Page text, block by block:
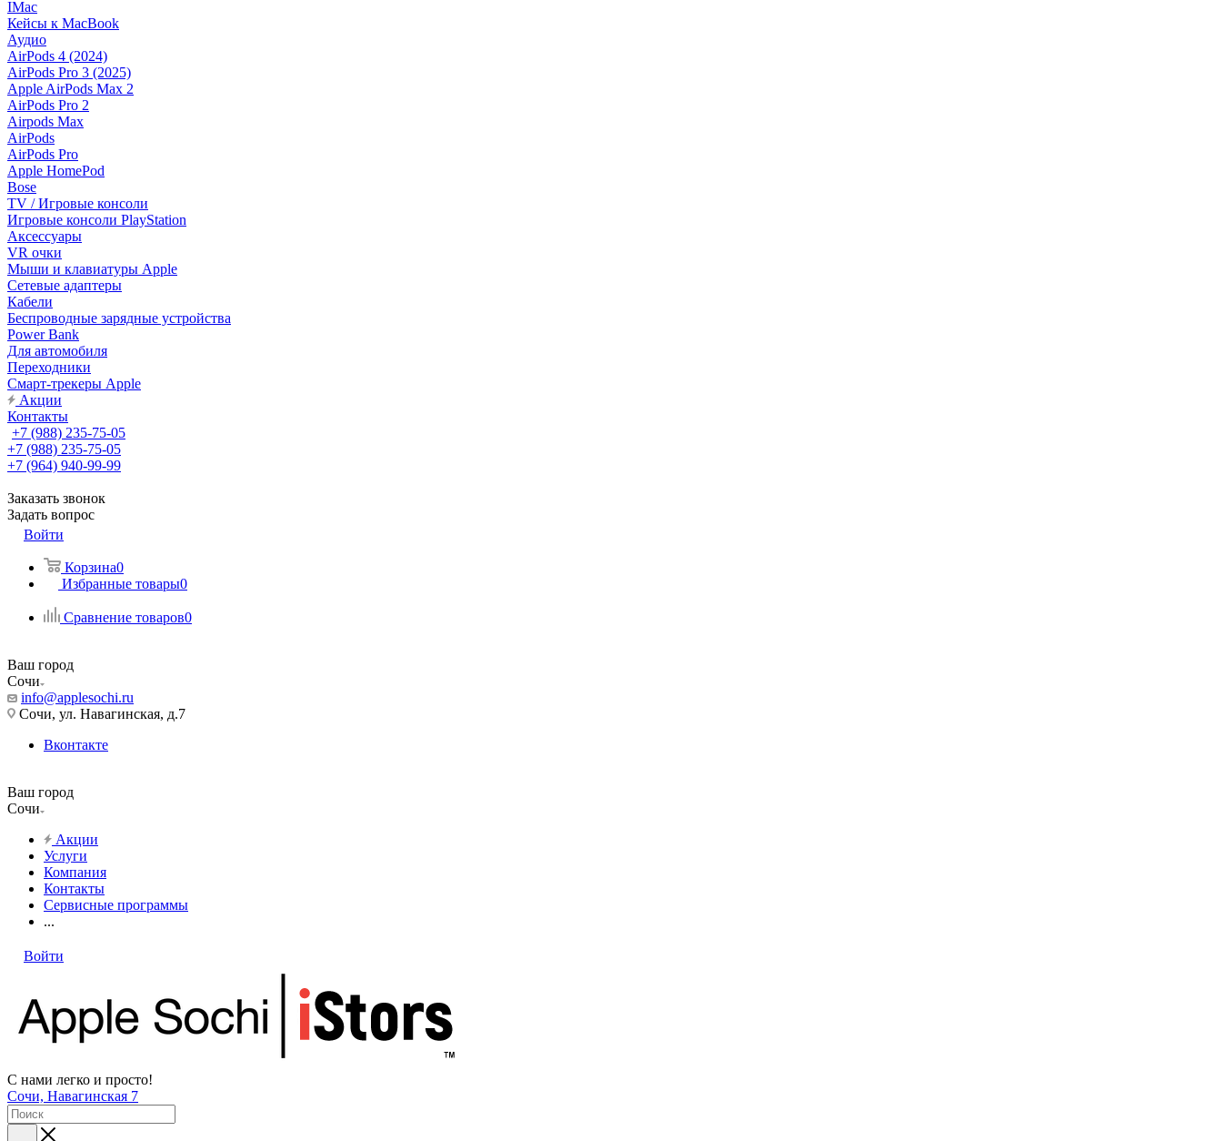
IMac
Кейсы к MacBook
Аудио
AirPods 4 (2024)
AirPods Pro 3 (2025)
Apple AirPods Max 2
AirPods Pro 2
Airpods Max
AirPods
AirPods Pro
Apple HomePod
Bose
TV / Игровые консоли
Игровые консоли PlayStation
Аксессуары
VR очки
Мыши и клавиатуры Apple
Сетевые адаптеры
Кабели
Беспроводные зарядные устройства
Power Bank
Для автомобиля
Переходники
Смарт-трекеры Apple
Акции
Контакты
+7 (988) 235-75-05
+7 (988) 235-75-05
+7 (964) 940-99-99
Заказать звонок
Задать вопрос
Войти
Корзина0
Избранные товары0
Сравнение товаров0
Ваш город
Сочи
info@applesochi.ru
Сочи, ул. Навагинская, д.7
Вконтакте
Ваш город
Сочи
Акции
Услуги
Компания
Контакты
Сервисные программы
...
Войти
С нами легко и просто!
Сочи, Навагинская 7